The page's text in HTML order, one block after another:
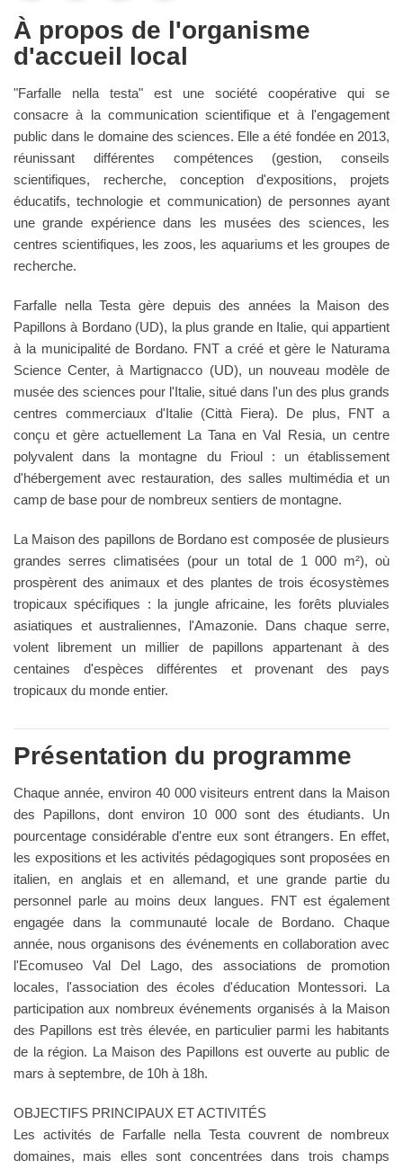
À propos de l'organisme
d'accueil local
"Farfalle nella testa" est une société coopérative qui se
consacre à la communication scientifique et à l'engagement
public dans le domaine des sciences. Elle a été fondée en 2013,
réunissant différentes compétences (gestion, conseils
scientifiques, recherche, conception d'expositions, projets
éducatifs, technologie et communication) de personnes ayant
une grande expérience dans les musées des sciences, les
centres scientifiques, les zoos, les aquariums et les groupes de
recherche.
Farfalle nella Testa gère depuis des années la Maison des
Papillons à Bordano (UD), la plus grande en Italie, qui appartient
à la municipalité de Bordano. FNT a créé et gère le Naturama
Science Center, à Martignacco (UD), un nouveau modèle de
musée des sciences pour l'Italie, situé dans l'un des plus grands
centres commerciaux d'Italie (Città Fiera). De plus, FNT a
conçu et gère actuellement La Tana en Val Resia, un centre
polyvalent dans la montagne du Frioul : un établissement
d'hébergement avec restauration, des salles multimédia et un
camp de base pour de nombreux sentiers de montagne.
La Maison des papillons de Bordano est composée de plusieurs
grandes serres climatisées (pour un total de 1 000 m²), où
prospèrent des animaux et des plantes de trois écosystèmes
tropicaux spécifiques : la jungle africaine, les forêts pluviales
asiatiques et australiennes, l'Amazonie. Dans chaque serre,
volent librement un millier de papillons appartenant à des
centaines d'espèces différentes et provenant des pays
tropicaux du monde entier.
Présentation du programme
Chaque année, environ 40 000 visiteurs entrent dans la Maison
des Papillons, dont environ 10 000 sont des étudiants. Un
pourcentage considérable d'entre eux sont étrangers. En effet,
les expositions et les activités pédagogiques sont proposées en
italien, en anglais et en allemand, et une grande partie du
personnel parle au moins deux langues. FNT est également
engagée dans la communauté locale de Bordano. Chaque
année, nous organisons des événements en collaboration avec
l'Ecomuseo Val Del Lago, des associations de promotion
locales, l'association des écoles d'éducation Montessori. La
participation aux nombreux événements organisés à la Maison
des Papillons est très élevée, en particulier parmi les habitants
de la région. La Maison des Papillons est ouverte au public de
mars à septembre, de 10h à 18h.
OBJECTIFS PRINCIPAUX ET ACTIVITÉS
Les activités de Farfalle nella Testa couvrent de nombreux
domaines, mais elles sont concentrées dans trois champs